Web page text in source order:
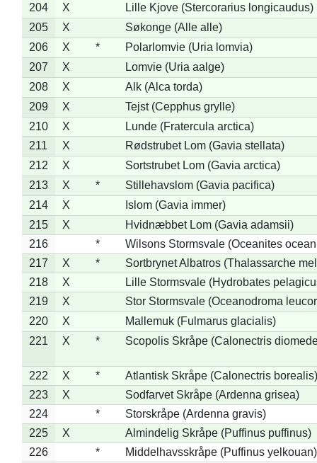
204
X
Lille Kjove (Stercorarius longicaudus)
205
X
Søkonge (Alle alle)
206
X *
Polarlomvie (Uria lomvia)
207
X
Lomvie (Uria aalge)
208
X
Alk (Alca torda)
209
X
Tejst (Cepphus grylle)
210
X
Lunde (Fratercula arctica)
211
X
Rødstrubet Lom (Gavia stellata)
212
X
Sortstrubet Lom (Gavia arctica)
213
X *
Stillehavslom (Gavia pacifica)
214
X
Islom (Gavia immer)
215
X
Hvidnæbbet Lom (Gavia adamsii)
216
*
Wilsons Stormsvale (Oceanites
217
X *
Sortbrynet Albatros (Thalassarche
218
X
Lille Stormsvale (Hydrobates
219
X
Stor Stormsvale (Oceanodroma
220
X
Mallemuk (Fulmarus glacialis)
221
X * Scopolis Skråpe (Calonectris
222 X *
Atlantisk Skråpe (Calonectris borealis)
223
X
Sodfarvet Skråpe (Ardenna grisea)
224
*
Storskråpe (Ardenna gravis)
225
X
Almindelig Skråpe (Puffinus puffinus)
226
* Middelhavsskråpe (Puffinus yelkouan)